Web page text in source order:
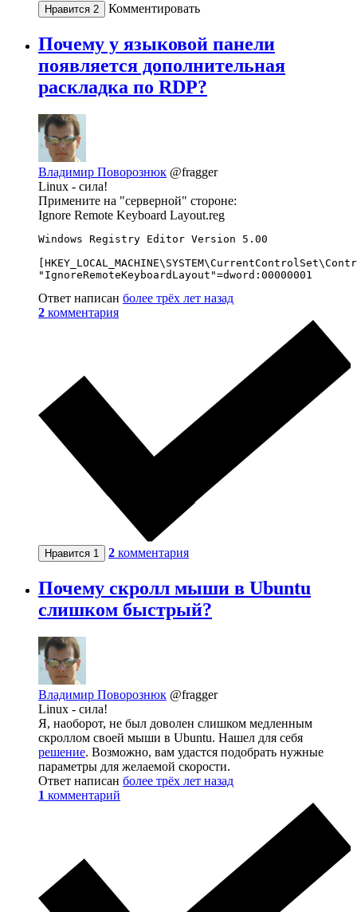
Нравится 2 Комментировать
Почему у языковой панели
появляется дополнительная
раскладка по RDP?
Владимир Поворознюк @fragger
Linux - сила!
Примените на "серверной" стороне:
Ignore Remote Keyboard Layout.reg
Windows Registry Editor Version 5.00
"IgnoreRemoteKeyboardLayout"=dword:00000001
Ответ написан более трёх лет назад
2 комментария
Нравится 1 2 комментария
Почему скролл мыши в Ubuntu
слишком быстрый?
Владимир Поворознюк @fragger
Linux - сила!
Я, наоборот, не был доволен слишком медленным
скроллом своей мыши в Ubuntu. Нашел для себя
решение. Возможно, вам удастся подобрать нужные
параметры для желаемой скорости.
Ответ написан более трёх лет назад
1 комментарий